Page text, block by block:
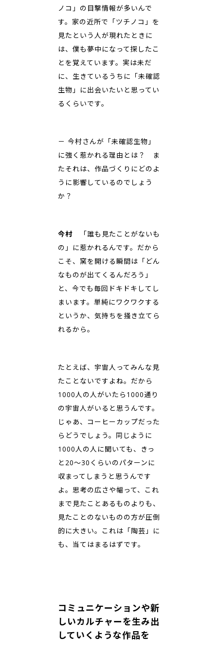
ノコ」の目撃情報が多いんで
す。家の近所で「ツチノコ」を
見たという人が現れたときに
は、僕も夢中になって探したこ
とを覚えています。実は未だ
に、生きているうちに「未確認
生物」に出会いたいと思ってい
るくらいです。
－ 今村さんが「未確認生物」
に強く惹かれる理由とは？ ま
たそれは、作品づくりにどのよ
うに影響しているのでしょう
か？
今村
「誰も見たことがないも
の」に惹かれるんです。だから
こそ、窯を開ける瞬間は「どん
なものが出てくるんだろう」
と、今でも毎回ドキドキしてし
まいます。単純にワクワクする
というか、気持ちを掻き立てら
れるから。
たとえば、宇宙人ってみんな見
たことないですよね。だから
1000人の人がいたら1000通り
の宇宙人がいると思うんです。
じゃあ、コーヒーカップだった
らどうでしょう。同じように
1000人の人に聞いても、きっ
と20～30くらいのパターンに
収まってしまうと思うんです
よ。思考の広さや幅って、これ
まで見たことあるものよりも、
見たことのないものの方が圧倒
的に大きい。これは「陶芸」に
も、当てはまるはずです。
コミュニケーションや新
しいカルチャーを生み出
していくような作品を